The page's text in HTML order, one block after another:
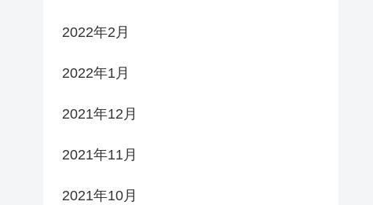
2022年2月
2022年1月
2021年12月
2021年11月
2021年10月